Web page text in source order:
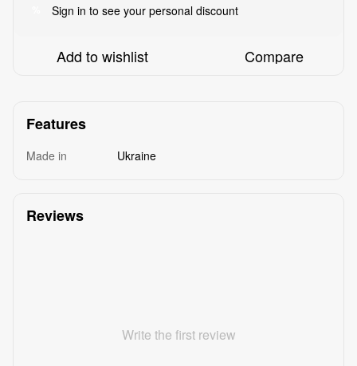
Sign in to see your personal discount
Add to wishlist Compare
Features
Made in Ukraine
Reviews
Write the first review